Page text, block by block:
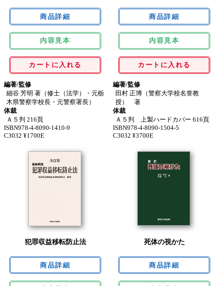
内容見本
カートに入れる
編著/監修
細谷 芳明 著（修士（法学）・元栃
木県警察学校長・元警察署長）
体裁
Ａ５判 216頁
ISBN978-4-8090-1410-9
C3032 ¥1700E
内容見本
カートに入れる
編著/監修
田村 正博（警察大学校名誉教
授） 著
体裁
Ａ５判 上製ハードカバー 616頁
ISBN978-4-8090-1504-5
C3032 ¥3700E
犯罪収益移転防止法 死体の視かた